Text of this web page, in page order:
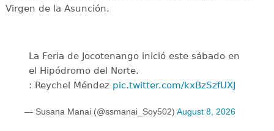
Virgen de la Asunción.
La Feria de Jocotenango inició este sábado en
el Hipódromo del Norte.
: Reychel Méndez pic.twitter.com/kxBzSzfUXJ
— Susana Manai (@ssmanai_Soy502) August 8, 2026